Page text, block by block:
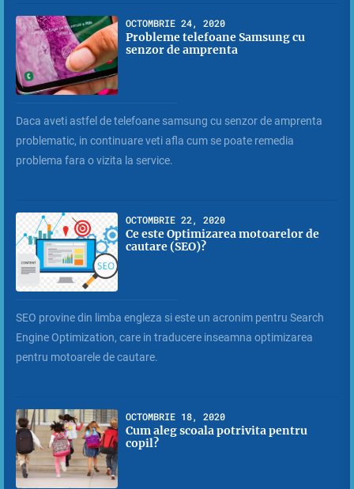
OCTOMBRIE 24, 2020
Probleme telefoane Samsung cu
senzor de amprenta
Daca aveti astfel de telefoane samsung cu senzor de amprenta
problematic, in continuare veti afla cum se poate remedia
problema fara o vizita la service.
OCTOMBRIE 22, 2020
Ce este Optimizarea motoarelor de
cautare (SEO)?
SEO provine din limba engleza si este un acronim pentru Search
Engine Optimization, care in traducere inseamna optimizarea
pentru motoarele de cautare.
OCTOMBRIE 18, 2020
Cum aleg scoala potrivita pentru
copil?